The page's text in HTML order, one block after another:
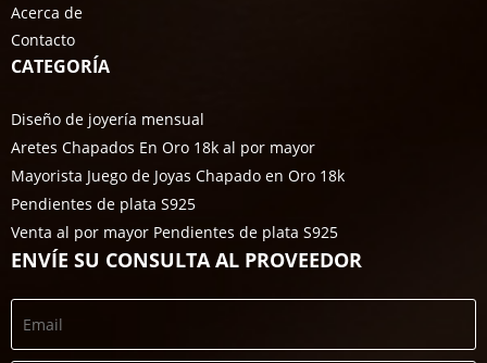
Acerca de
Contacto
CATEGORÍA
Diseño de joyería mensual
Aretes Chapados En Oro 18k al por mayor
Mayorista Juego de Joyas Chapado en Oro 18k
Pendientes de plata S925
Venta al por mayor Pendientes de plata S925
ENVÍE SU CONSULTA AL PROVEEDOR